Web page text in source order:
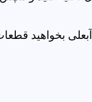
بخواهید